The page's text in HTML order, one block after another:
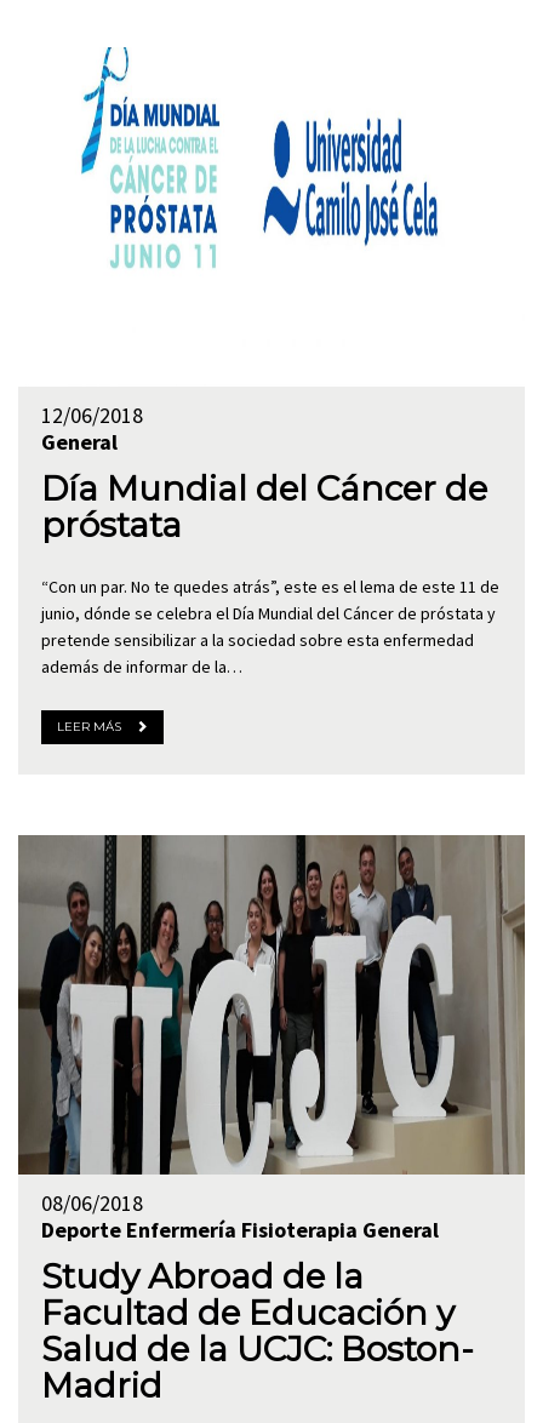
12/06/2018
General
Día Mundial del Cáncer de
próstata
“Con un par. No te quedes atrás”, este es el lema de este 11 de
junio, dónde se celebra el Día Mundial del Cáncer de próstata y
pretende sensibilizar a la sociedad sobre esta enfermedad
además de informar de la…
LEER MÁS
08/06/2018
Deporte Enfermería Fisioterapia General
Study Abroad de la
Facultad de Educación y
Salud de la UCJC: Boston-
Madrid